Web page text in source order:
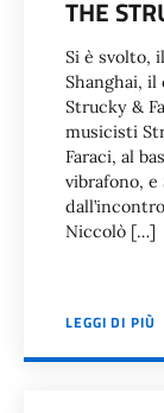
THE
Si è svolto,
Shanghai, il
Strucky &
musicisti
Faraci, al
vibrafono, e
Niccolò […]
LEGGI DI PIÙ